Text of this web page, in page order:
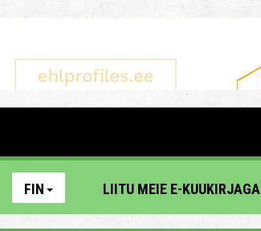
FIN LIITU MEIE E-KUUKIRJAGA